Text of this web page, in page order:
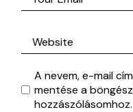
A nevem, e-mail
mentése a
hozzászólásomhoz.